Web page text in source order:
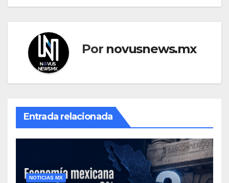
Por novusnews.mx
Entrada relacionada
NOTICIAS MX